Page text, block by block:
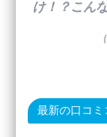
け！？こん
(
最新の口コミ